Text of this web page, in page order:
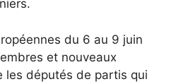
du 6 au 9 juin
et nouveaux
les députés de partis qui